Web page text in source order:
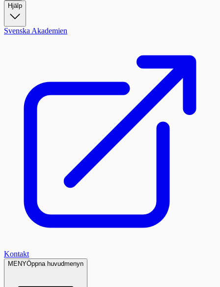
Hjälp
Svenska Akademien
Kontakt
MENYÖppna huvudmenyn